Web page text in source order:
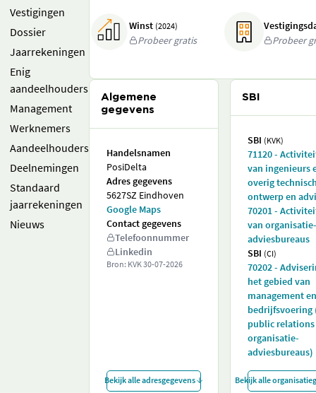
Vestigingen
Dossier
Jaarrekeningen
Enig
aandeelhouders
Management
Werknemers
Aandeelhouders
Deelnemingen
Standaard
jaarrekeningen
Nieuws
Winst (2024)
Probeer gratis
Probeer
Algemene
gegevens
Handelsnamen
PosiDelta
Adres gegevens
5627SZ Eindhoven
Google Maps
Contact gegevens
Telefoonnummer
Linkedin
Bron: KVK30-07-2026
Bekijk alle adresgegevens
SBI
SBI (KVK)
71120 -
van ingenieurs
overig
ontwerp en
70201 -
van organisatie-
adviesbureaus
SBI (CI)
70202 -
het gebied van
management en
bedrijfsvoering
public relations
organisatie-
adviesbureaus)
Bekijk alle